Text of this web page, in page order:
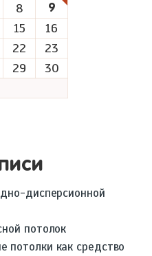
8 9
15
16
22
23
29
30
дисперсионной
потолок
потолки как средство